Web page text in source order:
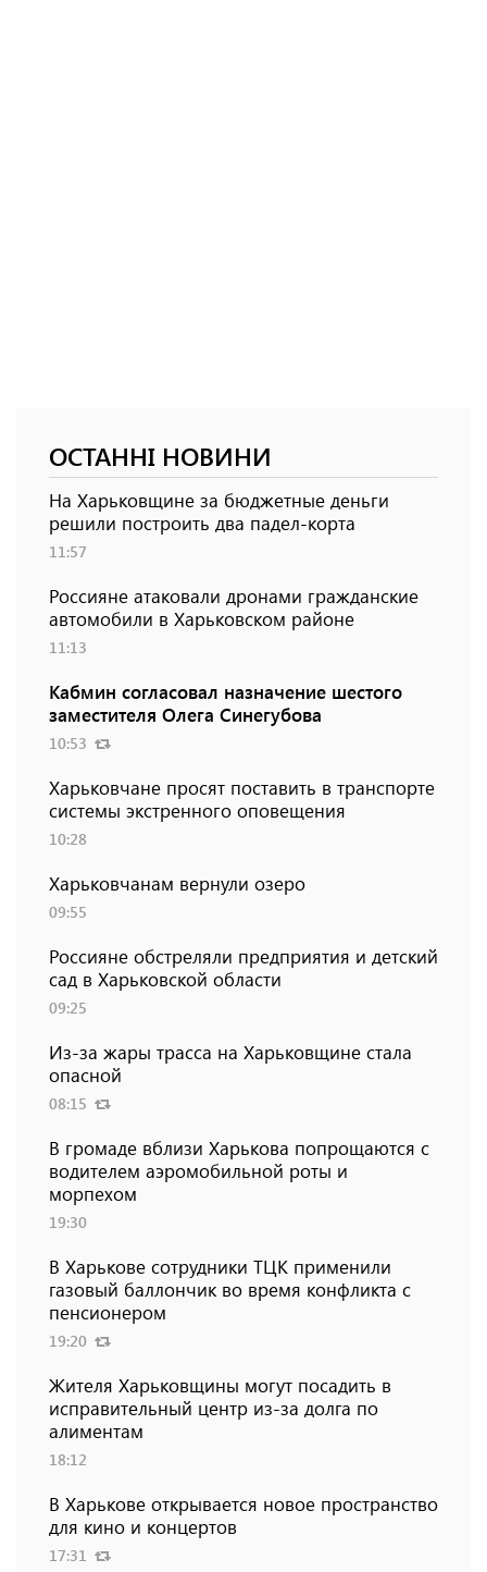
ОСТАННІ НОВИНИ
На Харьковщине за бюджетные деньги
решили построить два падел-корта
11:57
Россияне атаковали дронами гражданские
автомобили в Харьковском районе
11:13
Кабмин согласовал назначение шестого
заместителя Олега Синегубова
10:53
Харьковчане просят поставить в транспорте
системы экстренного оповещения
10:28
Харьковчанам вернули озеро
09:55
Россияне обстреляли предприятия и детский
сад в Харьковской области
09:25
Из-за жары трасса на Харьковщине стала
опасной
08:15
В громаде вблизи Харькова попрощаются с
водителем аэромобильной роты и
морпехом
19:30
В Харькове сотрудники ТЦК применили
газовый баллончик во время конфликта с
пенсионером
19:20
Жителя Харьковщины могут посадить в
исправительный центр из-за долга по
алиментам
18:12
В Харькове открывается новое пространство
для кино и концертов
17:31